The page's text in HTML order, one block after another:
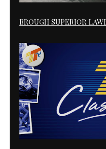
BROUGH SUPERIOR